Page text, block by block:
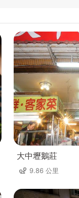
大中壢鵝莊
9.86 公里